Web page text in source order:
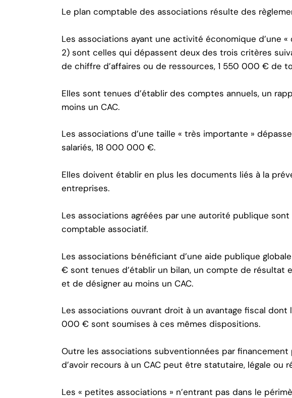
Le plan comptable des associations résulte des
Les associations ayant une activité économique d’une
2) sont celles qui dépassent deux des trois critères
de chiffre d’affaires ou de ressources, 1 550 000 € de
Elles sont tenues d’établir des comptes annuels, un
moins un CAC.
Les associations d’une taille « très importante »
salariés, 18 000 000 €.
Elles doivent établir en plus les documents liés à la
entreprises.
Les associations agréées par une autorité publique
comptable associatif.
Les associations bénéficiant d’une aide publique
€ sont tenues d’établir un bilan, un compte de résultat
et de désigner au moins un CAC.
Les associations ouvrant droit à un avantage fiscal dont
000 € sont soumises à ces mêmes dispositions.
Outre les associations subventionnées par financement
d’avoir recours à un CAC peut être statutaire, légale ou
Les « petites associations » n’entrant pas dans le